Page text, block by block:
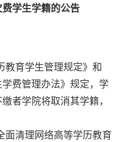
学生学籍的公告
教育学生管理规定》和
学费管理办法》规定，学
者学院将取消其学籍，
面清理网络高等学历教育